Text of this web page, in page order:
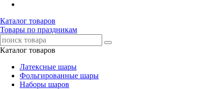
Каталог товаров
Товары по праздникам
Каталог товаров
Латексные шары
Фольгированные шары
Наборы шаров